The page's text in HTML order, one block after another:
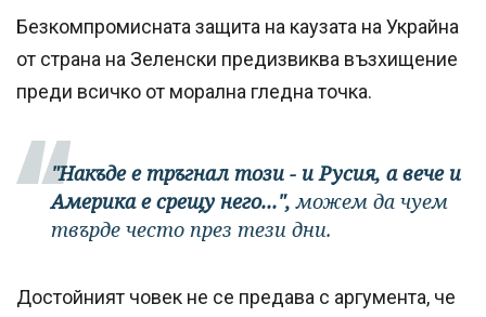
Безкомпромисната защита на каузата на Украйна
от страна на Зеленски предизвиква възхищение
преди всичко от морална гледна точка.
"Накъде е тръгнал този - и Русия, а вече и
Америка е срещу него...",можем да чуем
твърде често през тези дни.
Достойният човек не се предава с аргумента, че